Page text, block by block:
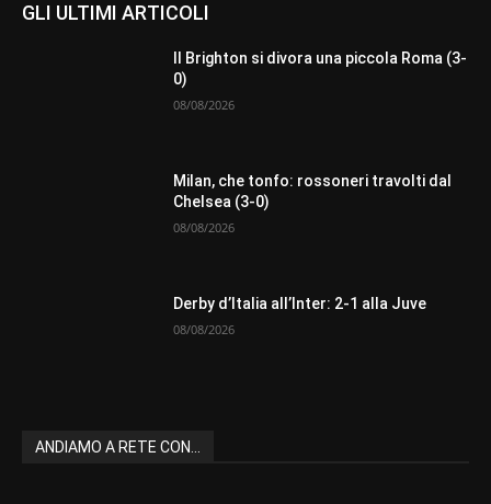
GLI ULTIMI ARTICOLI
Il Brighton si divora una piccola Roma (3-
0)
08/08/2026
Milan, che tonfo: rossoneri travolti dal
Chelsea (3-0)
08/08/2026
Derby d’Italia all’Inter: 2-1 alla Juve
08/08/2026
ANDIAMO A RETE CON...